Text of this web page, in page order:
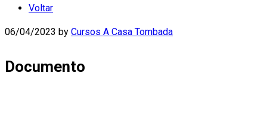
Voltar
06/04/2023 by Cursos A Casa Tombada
Documento